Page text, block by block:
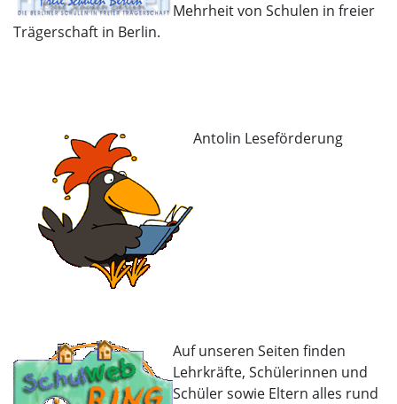
Mehrheit von Schulen in freier
Trägerschaft in Berlin.
Antolin Leseförderung
Auf unseren Seiten finden
Lehrkräfte, Schülerinnen und
Schüler sowie Eltern alles rund